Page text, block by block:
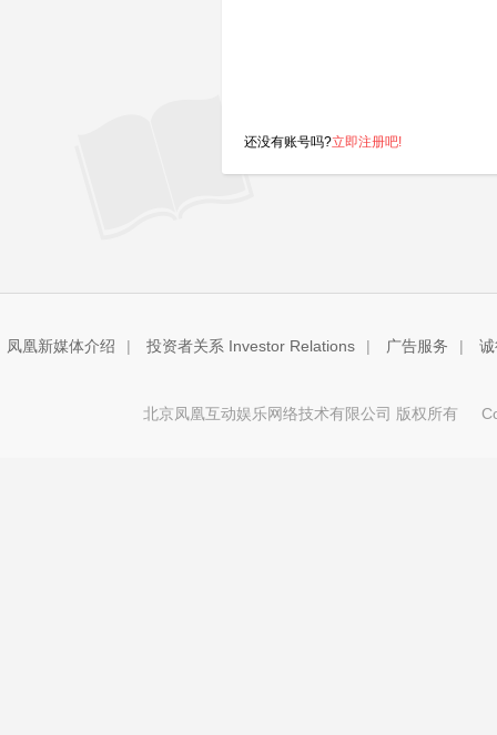
还没有账号吗?立即注册吧!
凤凰新媒体介绍 | 投资者关系 Investor Relations | 广告服务 |
北京凤凰互动娱乐网络技术有限公司 版权所有